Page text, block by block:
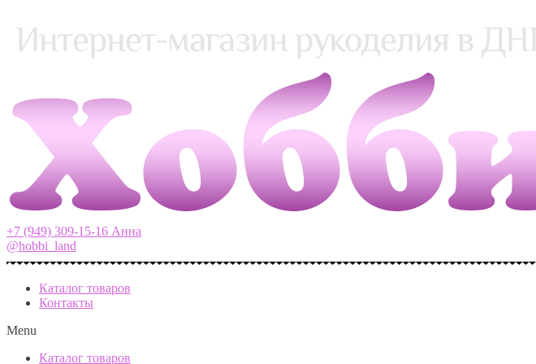
+7 (949) 309-15-16 Анна
@hobbi_land
Каталог товаров
Контакты
Menu
Каталог товаров